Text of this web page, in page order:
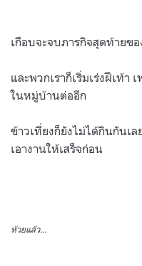
เกือบจะจบภารกิจสุดท้ายข
และพวกเราก็เริ่มเร่งฝีเท้า
ในหมู่บ้านต่ออีก
ข้าวเที่ยงก็ยังไม่ได้กินกันเ
เอางานให้เสร็จก่อน
ห้วยแล้ว…